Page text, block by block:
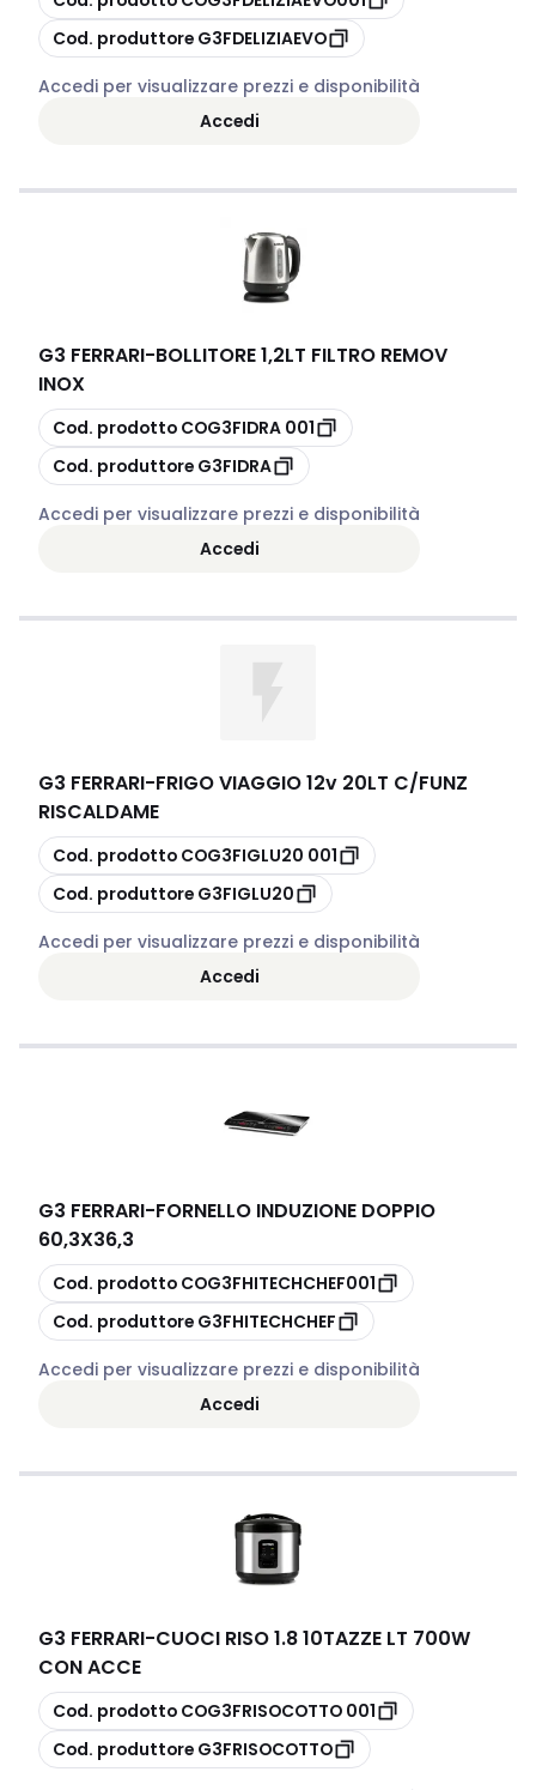
copia
Cod. produttore G3FDELIZIAEVO
Accedi per visualizzare prezzi e disponibilità
Accedi
G3 FERRARI-BOLLITORE 1,2LT FILTRO REMOV
INOX
copia
Cod. prodotto
COG3FIDRA 001
copia
Cod. produttore G3FIDRA
Accedi per visualizzare prezzi e disponibilità
Accedi
G3 FERRARI-FRIGO VIAGGIO 12v 20LT C/FUNZ
RISCALDAME
copia
Cod. prodotto
COG3FIGLU20 001
copia
Cod. produttore G3FIGLU20
Accedi per visualizzare prezzi e disponibilità
Accedi
G3 FERRARI-FORNELLO INDUZIONE DOPPIO
60,3X36,3
copia
Cod. prodotto COG3FHITECHCHEF001
copia
Cod. produttore G3FHITECHCHEF
Accedi per visualizzare prezzi e disponibilità
Accedi
G3 FERRARI-CUOCI RISO 1.8 10TAZZE LT 700W
CON ACCE
copia
Cod. prodotto COG3FRISOCOTTO 001
copia
Cod. produttore G3FRISOCOTTO